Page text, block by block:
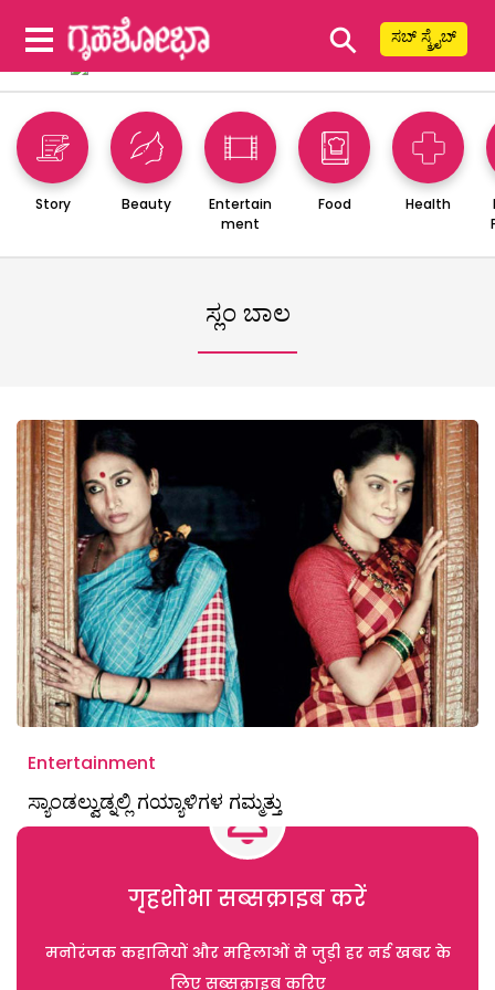
⚲ ಸಬ್ ಸ್ಕ್ರೈಬ್
Story Beauty
Entertain
ment
Food Health
ಸ್ಲಂ ಬಾಲ
Entertainment
ಸ್ಯಾಂಡಲ್ವುಡ್ನಲ್ಲಿ ಗಯ್ಯಾಳಿಗಳ ಗಮ್ಮತ್ತು
गृहशोभा सब्सक्राइब करें
मनोरंजक कहानियों और महिलाओं से जुड़ी हर नई खबर के
लिए सब्सक्राइब करिए